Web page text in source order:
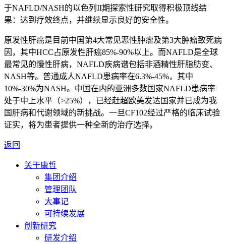
于NAFLD/NASH的以色列II期探索性研究取得积极顶线结
果：达到疗效终点，并继续显示良好的安全性。
原发性肝癌是目前中国第4大常见恶性肿瘤及第3大肿瘤致死病
因，其中HCC占原发性肝癌85%-90%以上。而NAFLD是全球
最常见的慢性肝病，NAFLD疾病谱包括非酒精性肝脂肪变、
NASH等。普通成人NAFLD患病率在6.3%-45%，其中
10%-30%为NASH。中国在内的亚洲多数国家NAFLD患病率
处于中上水平（>25%），已经赶超欧美发达国家并已成为我
国肝病和代谢领域的新挑战。一旦CF102经过严格的临床试验
证实，将为患者提供一种全新的治疗选择。
返回
关于康哲
集团介绍
管理团队
大事记
可持续发展
创新研究
研发介绍